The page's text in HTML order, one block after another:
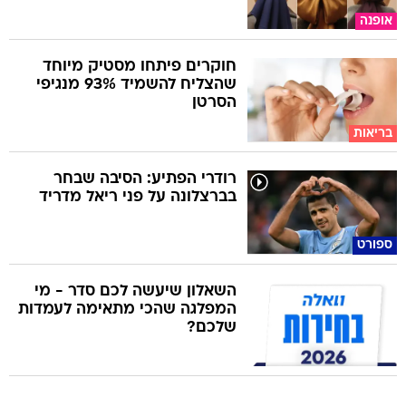
אופנה
בריאות
חוקרים פיתחו מסטיק מיוחד
שהצליח להשמיד 93% מנגיפי
הסרטן
ספורט
רודרי הפתיע: הסיבה שבחר
בברצלונה על פני ריאל מדריד
השאלון שיעשה לכם סדר - מי
המפלגה שהכי מתאימה לעמדות
שלכם?